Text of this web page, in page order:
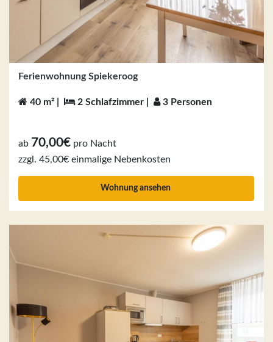
Ferienwohnung Spiekeroog
40 m² | 2 Schlafzimmer | 3 Personen
ab 70,00€ pro Nacht
zzgl. 45,00€ einmalige Nebenkosten
Wohnung ansehen